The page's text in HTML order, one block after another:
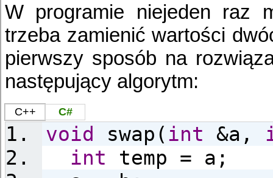
W programie niejeden raz
trzeba zamienić wartości
pierwszy sposób na
następujący algorytm:
C++ C#
void swap( int &a,
int temp = a;